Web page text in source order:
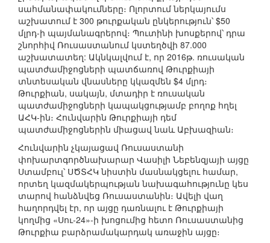
սահմանափակումները։ Ոլորտում ներկայումս
աշխատում է 300 թուրքական ընկերություն՝ $50
մլրդ-ի պայմանագրերով։ Պուտինի խոսքերով՝ դրա
շնորհիվ Ռուսաստանում կստեղծվի 87.000
աշխատատեղ: Ակնկալվում է, որ 2016թ. ռուսական
պատժամիջոցների պատճառով Թուրքիայի
տնտեսական վնասները կկազմեն $4 մլրդ։
Թուրքիան, սակայն, մտադիր է ռուսական
պատժամիջոցների կապակցությամբ բողոք հղել
ԱՀԿ-ին։ Հունվարին Թուրքիայի դեմ
պատժամիջոցներին միացավ նաև Աբխազիան։
Հունվարին չկայացավ Ռուսաստանի
փոխարտգործնախարար Վասիլի Նեբենզյայի այցը
Ստամբուլ՝ ՍԾՏՀԿ նիստին մասնակցելու համար,
որտեղ կազմակերպության նախագահությունը կես
տարով հանձնվեց Ռուսաստանին։ Ավելի վաղ
հաղորդվել էր, որ այցը դառնալու է Թուրքիայի
կողմից «Սու-24»-ի խոցումից հետո Ռուսաստանից
Թուրքիա բարձրամակարդակ առաջին այցը։